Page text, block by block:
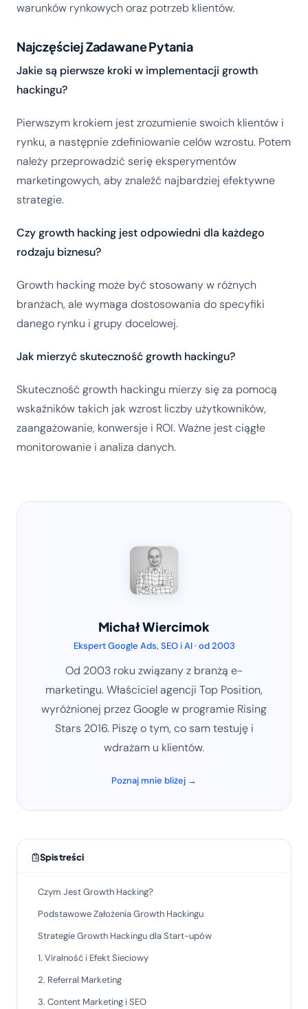
warunków rynkowych oraz potrzeb klientów.
Najczęściej Zadawane Pytania
Jakie są pierwsze kroki w implementacji growth
hackingu?
Pierwszym krokiem jest zrozumienie swoich klientów i
rynku, a następnie zdefiniowanie celów wzrostu. Potem
należy przeprowadzić serię eksperymentów
marketingowych, aby znaleźć najbardziej efektywne
strategie.
Czy growth hacking jest odpowiedni dla każdego
rodzaju biznesu?
Growth hacking może być stosowany w różnych
branżach, ale wymaga dostosowania do specyfiki
danego rynku i grupy docelowej.
Jak mierzyć skuteczność growth hackingu?
Skuteczność growth hackingu mierzy się za pomocą
wskaźników takich jak wzrost liczby użytkowników,
zaangażowanie, konwersje i ROI. Ważne jest ciągłe
monitorowanie i analiza danych.
Michał Wiercimok
Ekspert Google Ads, SEO i AI · od 2003
Od 2003 roku związany z branżą e-
marketingu. Właściciel agencji Top Position,
wyróżnionej przez Google w programie Rising
Stars 2016. Piszę o tym, co sam testuję i
wdrażam u klientów.
Poznaj mnie bliżej →
Spis treści
Czym Jest Growth Hacking?
Podstawowe Założenia Growth Hackingu
Strategie Growth Hackingu dla Start-upów
1. Viralność i Efekt Sieciowy
2. Referral Marketing
3. Content Marketing i SEO